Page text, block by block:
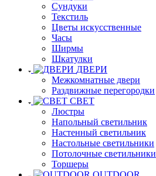
Сундуки
Текстиль
Цветы искусственные
Часы
Ширмы
Шкатулки
ДВЕРИ
Межкомнатные двери
Раздвижные перегородки
СВЕТ
Люстры
Напольный светильник
Настенный светильник
Настольные светильники
Потолочные светильники
Торшеры